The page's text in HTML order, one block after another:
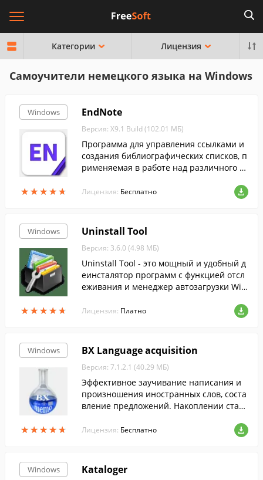
Категории Лицензия
Самоучители немецкого языка на Windows
Windows
★★★★★
★★★★★
EndNote
Версия: X9.1 Build (102.01 МБ)
Программа для управления ссылками и
создания библиографических списков, п
рименяемая в работе над различного р
Лицензия: Бесплатно
Windows
★★★★★
★★★★★
Uninstall Tool
Версия: 3.6.0 (4.98 МБ)
Uninstall Tool - это мощный и удобный д
еинсталятор программ с функцией отсл
еживания и менеджер автозагрузки Win
Лицензия: Платно
Windows
★★★★★
★★★★★
BX Language acquisition
Версия: 7.1.2.1 (40.29 МБ)
Эффективное заучивание написания и
произношения иностранных слов, соста
вление предложений. Накоплении стати
ммы. Повторение по методике Эббингау
Лицензия: Бесплатно
Windows Kataloger